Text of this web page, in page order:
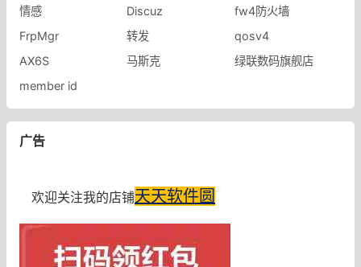
情感
Discuz
fw4防火墙
FrpMgr
转发
qosv4
AX6S
马斯克
绿联数码旗舰店
member id
广告
欢迎关注我的店铺天天软件圆